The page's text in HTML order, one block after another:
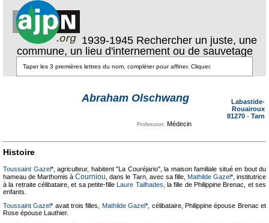
1939-1945 Rechercher un juste, une
commune, un lieu d'internement ou de sauvetage
Abraham Olschwang
Labastide-
Rouairoux
81270 - Tarn
Profession: Médecin
Histoire
Toussaint Gazel*, agriculteur, habitent "La Couréjario", la maison familiale situé en bout du
hameau de Marthomis àCourniou , dans le Tarn, avec sa fille, Mathilde Gazel*, institutrice
à la retraite célibataire, et sa petite-filleLaure Tailhades , la fille de Philippine Brenac, et ses
enfants.
Toussaint Gazel* avait trois filles, Mathilde Gazel*, célibataire, Philippine épouse Brenac et
Rose épouse Lauthier.